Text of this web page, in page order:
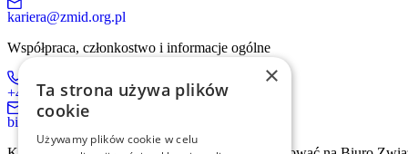
kariera@zmid.org.pl
Współpraca, członkostwo i informacje ogólne
+48 519 536 405
biuro@zmid.org.pl
×
Ta strona używa plików
cookie
Używamy plików cookie w celu